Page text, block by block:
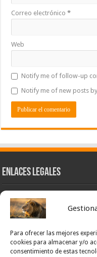
Para ofrecer las mejores
cookies para almacenar y/o
consentimiento de estas
Correo electrónico*
Web
Notify me of follow-up
Notify me of new posts
Enlaces Legales
Nuestra Esencia
Pulso Global
POLÍTICA DE PRIVACIDAD –